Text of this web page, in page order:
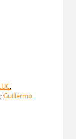
,
Guillermo